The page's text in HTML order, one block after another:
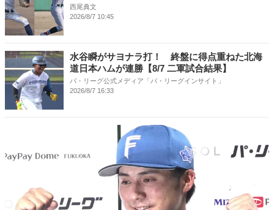
西尾典文
2026/8/7 10:45
水谷瞬がサヨナラ打！ 終盤に得点重ねた北海
道日本ハムが連勝【8/7 二軍試合結果】
パ・リーグ公式メディア「パ・リーグインサイト」
2026/8/7 16:33